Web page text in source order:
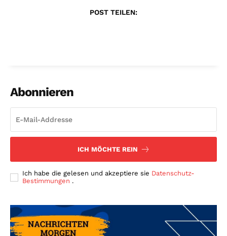
POST TEILEN:
Abonnieren
ICH MÖCHTE REIN
Ich habe die gelesen und akzeptiere sie Datenschutz-
Bestimmungen .